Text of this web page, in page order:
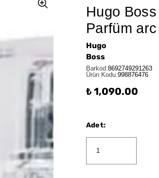
Hugo
Parfüm
Hugo
Boss
Barkod:8692749291263
Ürün Kodu:998876476
₺ 1,090.00
Adet: